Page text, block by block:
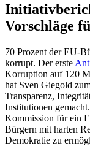
Vorschläge
70 Prozent der EU-
korrupt. Der erste
Korruption auf 120
hat Sven Giegold
Transparenz,
Institutionen
Kommission für ein
Bürgern mit harten
Demokratie zu